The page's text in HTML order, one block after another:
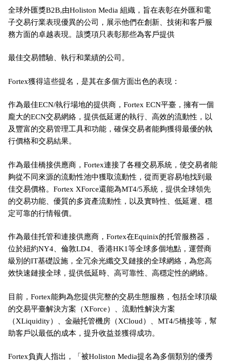
全球外匯獎B2B,由Holiston Media 組織，旨在表彰在外匯和電
子交易行業表現優異的公司，展示他們在創新、技術和客戶服
務方面的卓越表現。該獎項只表彰那些為客戶提供
最佳交易體驗、執行和業績的公司。
Fortex獲得這些提名，是其在多個方面出色的表現：
作為最佳ECN/執行場地的提供商，Fortex ECN平臺，擁有一個
龐大的ECN交易網絡，提供低延遲的執行、高效的流動性，以
及豐富的交易管理工具和功能，確保交易者能夠獲得最優的執
行價格和交易結果。
作為最佳橋接供應商，Fortex連接了各種交易系統，使交易者能
夠從不同來源的流動性池中獲取流動性，從而更容易地找到最
佳交易價格。Fortex XForce還能為MT4/5系統，提供全球領先
的交易功能、優質的多資產流動性，以及實時性、低延遲、穩
定可靠的行情報價。
作為最佳托管和連接供應商，Fortex在Equinix的托管服務器，
位於紐約NY4、倫敦LD4、香港HK1等全球多個地點，運營商
級別的IT基礎設施，全冗余光纖交叉鏈接的全球網絡，為您高
效快速鏈接全球，提供低延時、高可靠性、高穩定性的網絡。
目前，Fortex能夠為您提供完整的交易生態服務，包括全球頂級
的交易平臺解決方案（XForce）、流動性解決方案
（XLiquidity）、金融托管機房（XCloud）、MT4/5橋接等，幫
助客戶以最低的成本，提升收益並獲得成功。
Fortex負責人指出，「被Holiston Media提名為多個類別的優秀